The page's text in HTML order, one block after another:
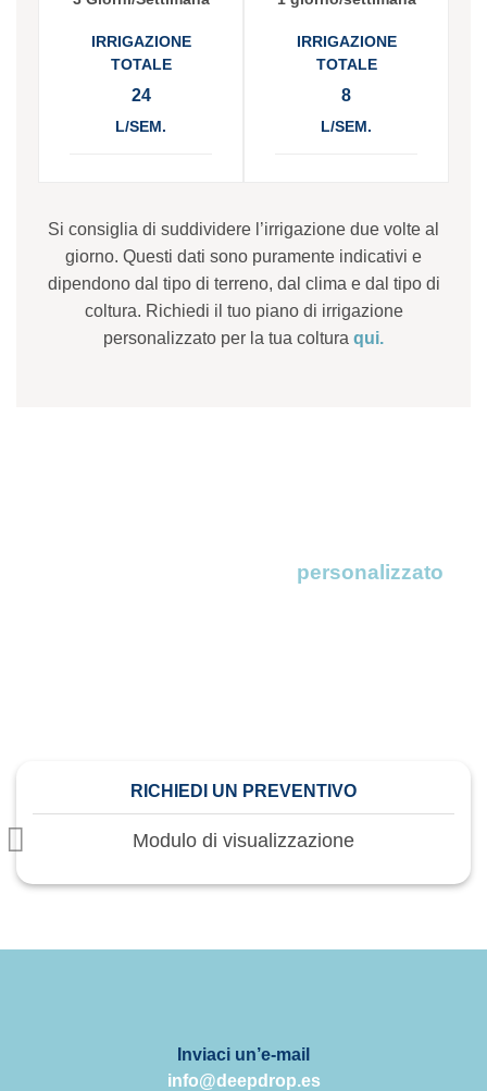
IRRIGAZIONE
TOTALE
24
L/SEM.
IRRIGAZIONE
TOTALE
8
L/SEM.
Si consiglia di suddividere l’irrigazione due volte al
giorno. Questi dati sono puramente indicativi e
dipendono dal tipo di terreno, dal clima e dal tipo di
coltura. Richiedi il tuo piano di irrigazione
personalizzato per la tua coltura qui.
personalizzato
RICHIEDI UN PREVENTIVO
Modulo di visualizzazione
Inviaci un’e-mail
info@deepdrop.es